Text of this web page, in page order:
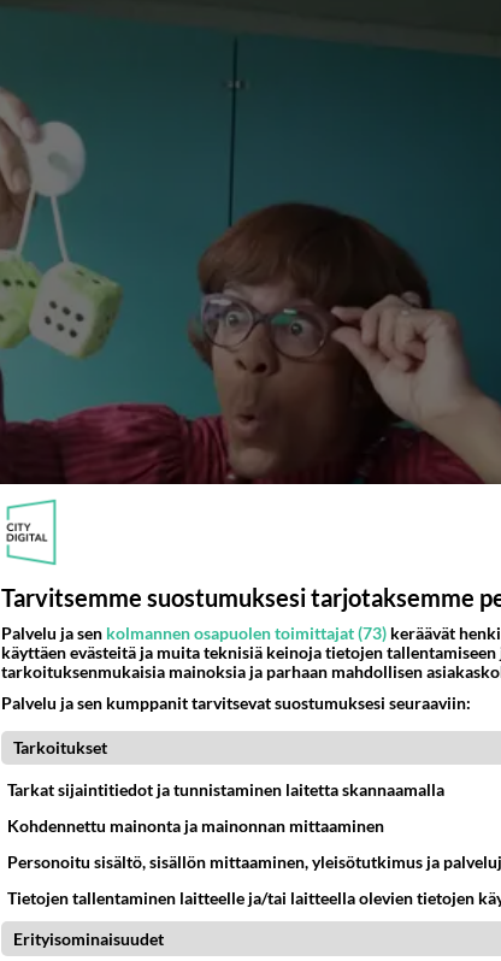
Tarvitsemme suostumuksesi tarjotaksemme
Palvelu ja sen kolmannen osapuolen toimittajat (73) keräävät
käyttäen evästeitä ja muita teknisiä keinoja tietojen
tarkoituksenmukaisia mainoksia ja parhaan mahdollisen
Palvelu ja sen kumppanit tarvitsevat suostumuksesi seuraaviin:
Tarkoitukset
Tarkat sijaintitiedot ja tunnistaminen laitetta skannaamalla
Kohdennettu mainonta ja mainonnan mittaaminen
Personoitu sisältö, sisällön mittaaminen, yleisötutkimus ja
Tietojen tallentaminen laitteelle ja/tai laitteella olevien tietojen
Erityisominaisuudet